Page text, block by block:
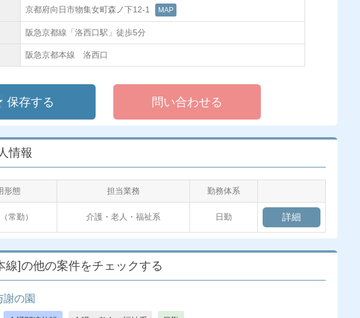
京都府向日市物集女町森ノ下12-1 MAP
阪急京都線「洛西口駅」徒歩5分
阪急京都本線 洛西口
保存する 問い合わせる
情報
形態 担当業務 勤務体系
常勤） 介護・老人・福祉系 日勤 詳細
線]の他の案件をチェックする
の園